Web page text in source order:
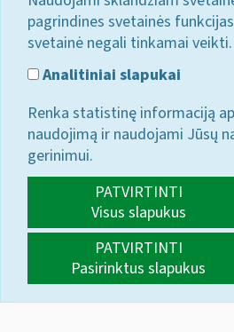
pagrindines svetainės
svetainė negali tinkamai veikti.
Analitiniai slapukai
Renka statistinę informaciją
naudojimą ir naudojami Jūsų
gerinimui.
PATVIRTINTI
Visus slapukus
PATVIRTINTI
Pasirinktus slapukus